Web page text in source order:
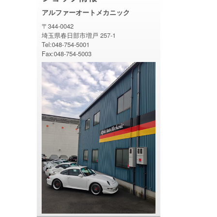
アルファーオートメカニック
〒344-0042
埼玉県春日部市増戸 257-1
Tel:048-754-5001
Fax:048-754-5003